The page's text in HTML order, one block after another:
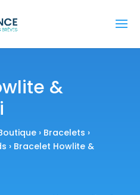
&
› Bracelets ›
› Bracelet Howlite &